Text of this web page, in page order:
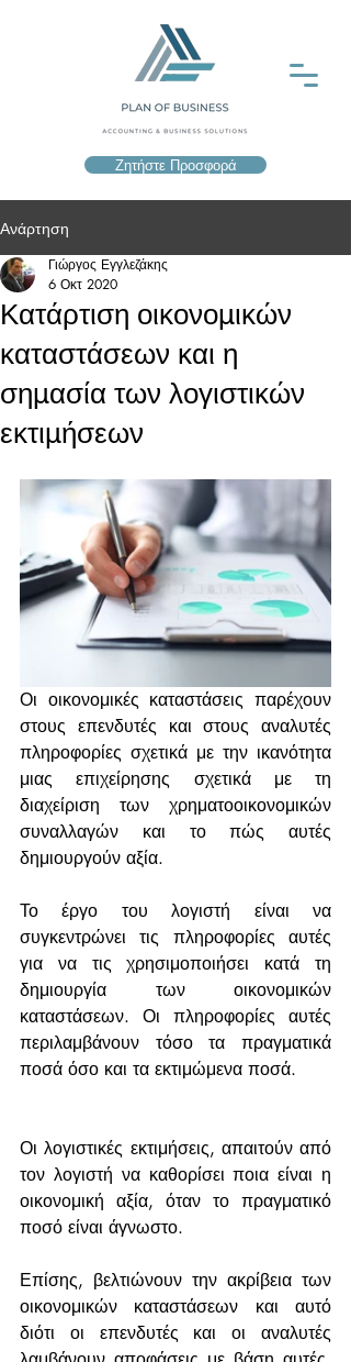
Ζητήστε Προσφορά
Ανάρτηση
Κατάρτιση οικονομικών
καταστάσεων και η
σημασία των λογιστικών
εκτιμήσεων
Γιώργος Εγγλεζάκης
6 Οκτ 2020
Οι οικονομικές καταστάσεις παρέχουν
στους επενδυτές και στους αναλυτές
πληροφορίες σχετικά με την ικανότητα
μιας επιχείρησης σχετικά με τη
διαχείριση των χρηματοοικονομικών
συναλλαγών και το πώς αυτές
δημιουργούν αξία.
Το έργο του λογιστή είναι να
συγκεντρώνει τις πληροφορίες αυτές
για να τις χρησιμοποιήσει κατά τη
δημιουργία των οικονομικών
καταστάσεων. Οι πληροφορίες αυτές
περιλαμβάνουν τόσο τα πραγματικά
ποσά όσο και τα εκτιμώμενα ποσά.
Οι λογιστικές εκτιμήσεις, απαιτούν από
τον λογιστή να καθορίσει ποια είναι η
οικονομική αξία, όταν το πραγματικό
ποσό είναι άγνωστο.
Επίσης, βελτιώνουν την ακρίβεια των
οικονομικών καταστάσεων και αυτό
διότι οι επενδυτές και οι αναλυτές